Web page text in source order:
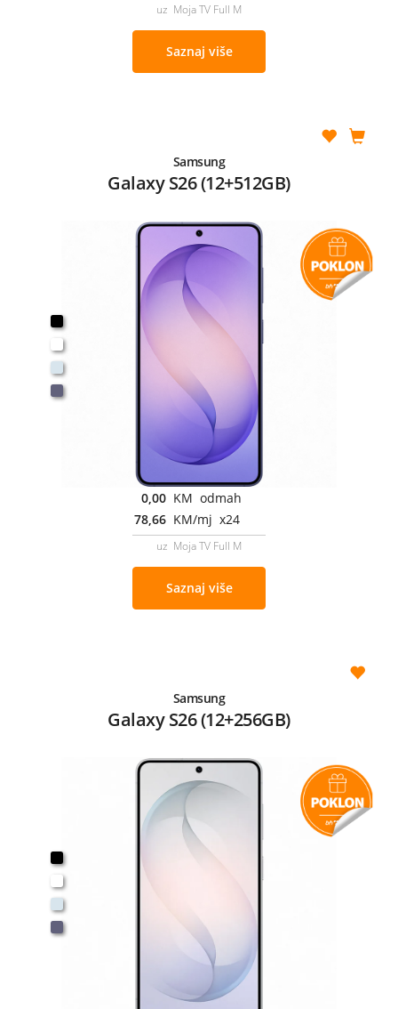
uz Moja TV Full M
Saznaj više
Samsung
Galaxy S26 (12+512GB)
0,00 KM odmah
78,66 KM/mj x24
uz Moja TV Full M
Saznaj više
Samsung
Galaxy S26 (12+256GB)